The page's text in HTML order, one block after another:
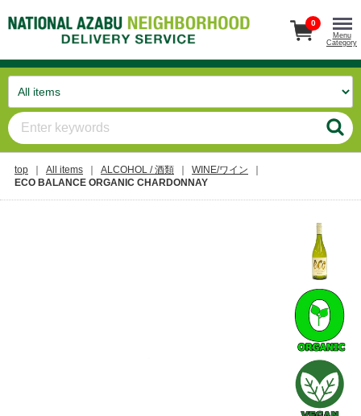
0
Menu
Category
top All items ALCOHOL / 酒類
WINE/ワイン
ECO BALANCE ORGANIC CHARDONNAY